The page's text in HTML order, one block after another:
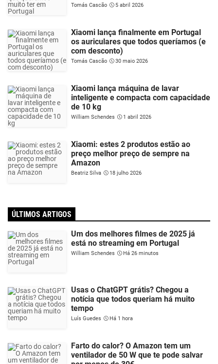
Tomás Cascão 5 abril 2026
Xiaomi lança finalmente em Portugal
os auriculares que todos queríamos (e
com desconto)
Tomás Cascão 30 maio 2026
Xiaomi lança máquina de lavar
inteligente e compacta com capacidade
de 10 kg
William Schendes 1 abril 2026
Xiaomi: estes 2 produtos estão ao
preço melhor preço de sempre na
Amazon
Beatriz Silva 18 julho 2026
ÚLTIMOS ARTIGOS
Um dos melhores filmes de 2025 já
está no streaming em Portugal
William Schendes Há 26 minutos
Usas o ChatGPT grátis? Chegou a
notícia que todos queriam há muito
tempo
Luís Guedes Há 1 hora
Farto do calor? O Amazon tem um
ventilador de 50 W que te pode salvar